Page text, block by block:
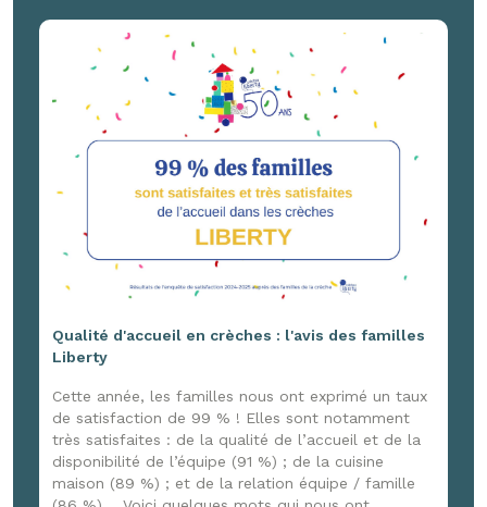
France 3 Normandie, venu capter ces joyeux
moments ! Un reportage à retrouver ici :
www.youtube.com/watch?v=G4DpxNk84jg
Qualité d'accueil en crèches : l'avis des familles
Liberty
Cette année, les familles nous ont exprimé un taux
de satisfaction de 99 % ! Elles sont notamment
très satisfaites : de la qualité de l’accueil et de la
disponibilité de l’équipe (91 %) ; de la cuisine
maison (89 %) ; et de la relation équipe / famille